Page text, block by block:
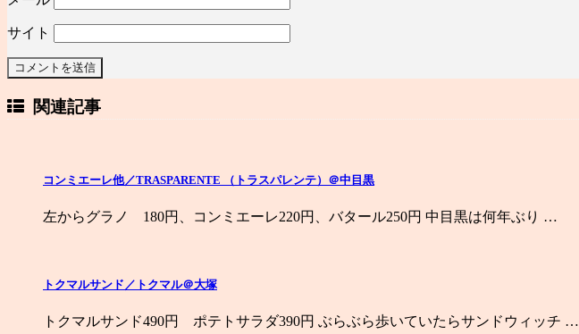
サイト
関連記事
コンミエーレ他／TRASPARENTE （トラスパレンテ）＠中目黒
左からグラノ 180円、コンミエーレ220円、バタール250円 中目黒は何年ぶり …
トクマルサンド／トクマル＠大塚
トクマルサンド490円 ポテトサラダ390円 ぶらぶら歩いていたらサンドウィッチ …